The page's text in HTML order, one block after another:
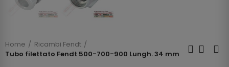
Home
Ricambi Fendt
Tubo filettato Fendt 500-700-900 Lungh. 34 mm